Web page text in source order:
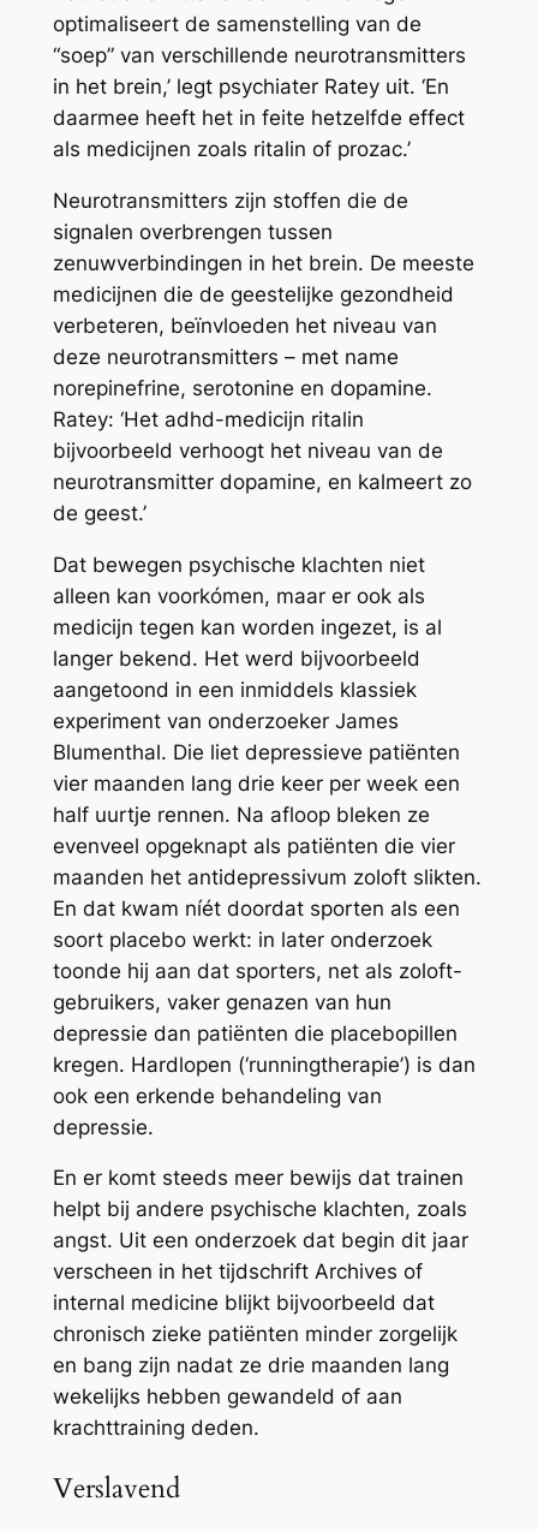
optimaliseert de samenstelling van de
“soep” van verschillende neurotransmitters
in het brein,’ legt psychiater Ratey uit. ‘En
daarmee heeft het in feite hetzelfde effect
als medicijnen zoals ritalin of prozac.’
Neurotransmitters zijn stoffen die de
signalen overbrengen tussen
zenuwverbindingen in het brein. De meeste
medicijnen die de geestelijke gezondheid
verbeteren, beïnvloeden het niveau van
deze neurotransmitters – met name
norepinefrine, serotonine en dopamine.
Ratey: ‘Het adhd-medicijn ritalin
bijvoorbeeld verhoogt het niveau van de
neurotransmitter dopamine, en kalmeert zo
de geest.’
Dat bewegen psychische klachten niet
alleen kan voorkómen, maar er ook als
medicijn tegen kan worden ingezet, is al
langer bekend. Het werd bijvoorbeeld
aangetoond in een inmiddels klassiek
experiment van onderzoeker James
Blumenthal. Die liet depressieve patiënten
vier maanden lang drie keer per week een
half uurtje rennen. Na afloop bleken ze
evenveel opgeknapt als patiënten die vier
maanden het antidepressivum zoloft slikten.
En dat kwam níét doordat sporten als een
soort placebo werkt: in later onderzoek
toonde hij aan dat sporters, net als zoloft-
gebruikers, vaker genazen van hun
depressie dan patiënten die placebopillen
kregen. Hardlopen (‘runningtherapie’) is dan
ook een erkende behandeling van
depressie.
En er komt steeds meer bewijs dat trainen
helpt bij andere psychische klachten, zoals
angst. Uit een onderzoek dat begin dit jaar
verscheen in het tijdschrift Archives of
internal medicine blijkt bijvoorbeeld dat
chronisch zieke patiënten minder zorgelijk
en bang zijn nadat ze drie maanden lang
wekelijks hebben gewandeld of aan
krachttraining deden.
Verslavend